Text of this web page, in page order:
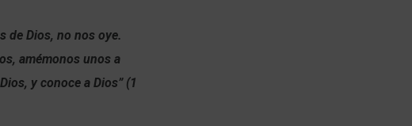
de Dios, no nos oye.
amémonos unos a
y conoce a Dios” (1